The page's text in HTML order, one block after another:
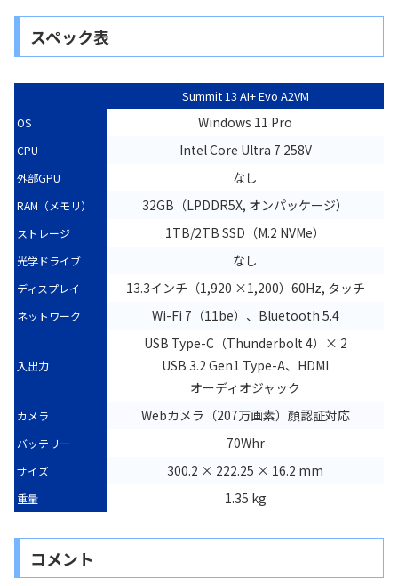
スペック表
Summit 13 AI+ Evo A2VM
OS Windows 11 Pro
CPU Intel Core Ultra 7 258V
外部GPU なし
RAM（メモリ） 32GB（LPDDR5X, オンパッケージ）
ストレージ 1TB/2TB SSD（M.2 NVMe）
光学ドライブ なし
ディスプレイ 13.3インチ（1,920 ×1,200）60Hz, タッチ
ネットワーク Wi-Fi 7（11be）、Bluetooth 5.4
入出力
USB Type-C（Thunderbolt 4）× 2
USB 3.2 Gen1 Type-A、HDMI
オーディオジャック
カメラ Webカメラ（207万画素）顔認証対応
バッテリー 70Whr
サイズ 300.2 × 222.25 × 16.2 mm
重量 1.35 kg
コメント